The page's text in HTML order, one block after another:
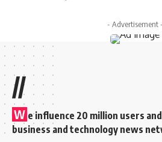
- Advertisement -
//
W e influence 20 million users
business and technology news